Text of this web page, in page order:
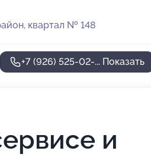
квартал № 148
+7 (926) 525-02-... Показать
и